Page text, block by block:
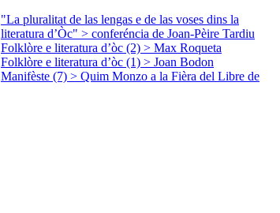
"La pluralitat de las lengas e de las voses dins la
literatura d’Òc" > conferéncia de Joan-Pèire Tardiu
Folklòre e literatura d’òc (2) > Max Roqueta
Folklòre e literatura d’òc (1) > Joan Bodon
Manifèste (7) > Quim Monzo a la Fièra del Libre de